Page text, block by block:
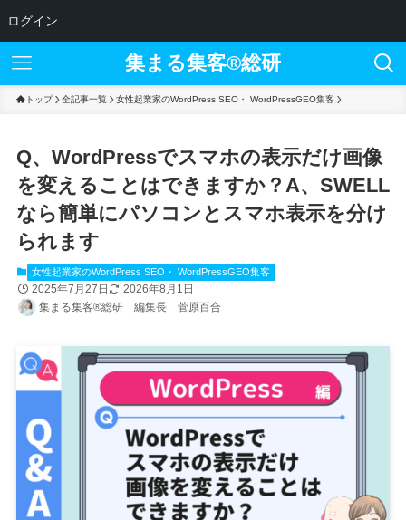
ログイン
集まる集客®︎総研
トップ 全記事一覧 女性起業家のWordPress SEO・ WordPressGEO集客
Q、WordPressでスマホの表示だけ画像
を変えることはできますか？A、SWELL
なら簡単にパソコンとスマホ表示を分け
られます
女性起業家のWordPress SEO・ WordPressGEO集客
2025年7月27日
2026年8月1日
集まる集客®総研 編集長 菅原百合